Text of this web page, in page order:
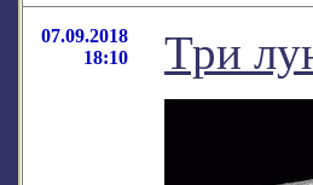
07.09.2018
18:10
Три